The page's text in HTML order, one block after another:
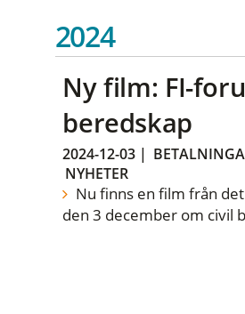
2024
Ny film: FI-
beredskap
2024-12-03 |
NYHETER
Nu finns en film från
den 3 december om civil